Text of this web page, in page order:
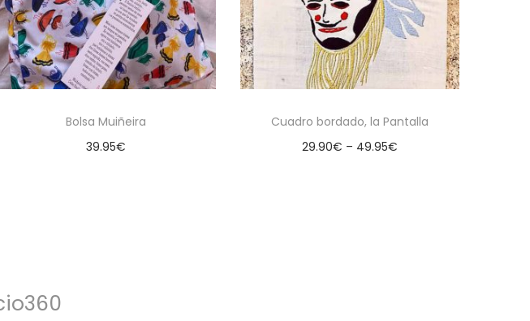
Bolsa Muiñeira
39.95€
Cuadro bordado, la Pantalla
29.90€ – 49.95€